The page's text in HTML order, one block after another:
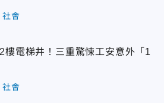
社會
樓電梯井！三重驚悚工安意外「1
社會